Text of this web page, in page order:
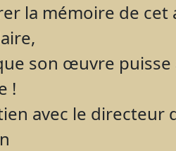
la mémoire de cet
son œuvre
!
avec le directeur